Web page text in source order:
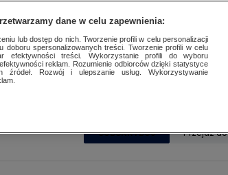
SUBSKRYBUJ Przejdź do
dane w celu zapewnienia:
lub dostęp do nich. Tworzenie profili w celu personalizacji
doboru spersonalizowanych treści. Tworzenie profili w celu
efektywności treści. Wykorzystanie profili do wyboru
reklam. Rozumienie odbiorców dzięki statystyce
Rozwój i ulepszanie usług. Wykorzystywanie